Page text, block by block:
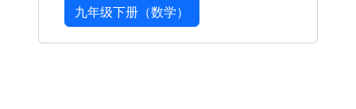
九年级下册（数学）